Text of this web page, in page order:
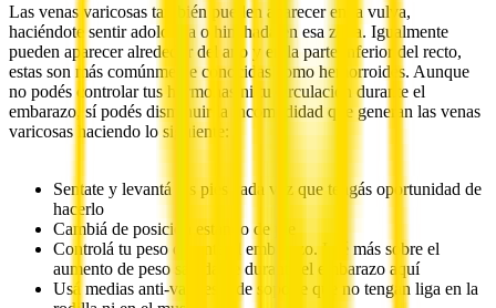
Las venas varicosas también pueden aparecer en la vulva,
haciéndote sentir adolorida o hinchada en esa zona. Igualmente
pueden aparecer alrededor del ano y en la parte inferior del recto,
estas son más comúnmente conocidas como hemorroides. Aunque
no podés controlar tus hormonas ni tu circulación durante el
embarazo, sí podés disminuir la incomodidad que generan las venas
varicosas haciendo lo siguiente:
Sentate y levantá los pies cada vez que tengás oportunidad de
hacerlo
Cambiá de posición estando de pie
Controlá tu peso durante el embarazo. Leé más sobre el
aumento de peso saludable durante el embarazo aquí
Usá medias anti-varices o de soporte que no tengan liga en la